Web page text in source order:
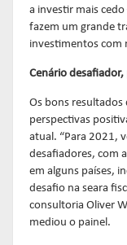
a investir mais
fazem um grande
investimentos com
Cenário
Os bons resultados
perspectivas
atual. “Para 2021,
desafiadores, com
em alguns países,
desafio na seara
consultoria Oliver
mediou o painel.